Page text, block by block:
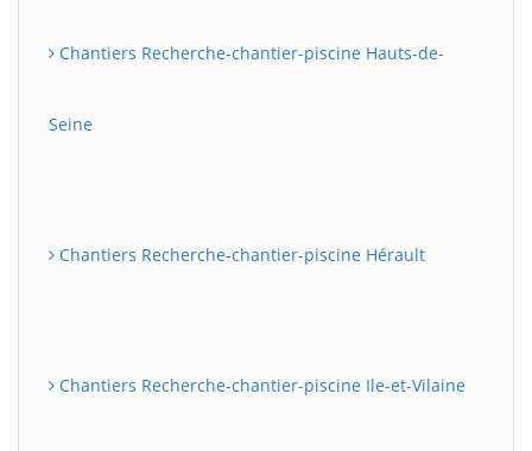
Chantiers Recherche-chantier-piscine Hauts-de-
Seine
Chantiers Recherche-chantier-piscine Hérault
Chantiers Recherche-chantier-piscine Ile-et-Vilaine